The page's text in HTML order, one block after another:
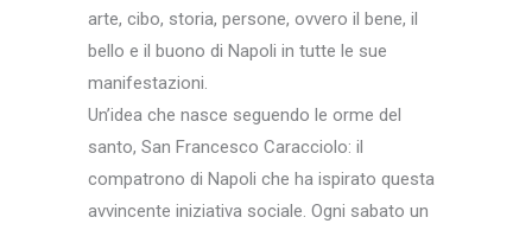
arte, cibo, storia, persone, ovvero il bene, il
bello e il buono di Napoli in tutte le sue
manifestazioni.
Un’idea che nasce seguendo le orme del
santo, San Francesco Caracciolo: il
compatrono di Napoli che ha ispirato questa
avvincente iniziativa sociale. Ogni sabato un